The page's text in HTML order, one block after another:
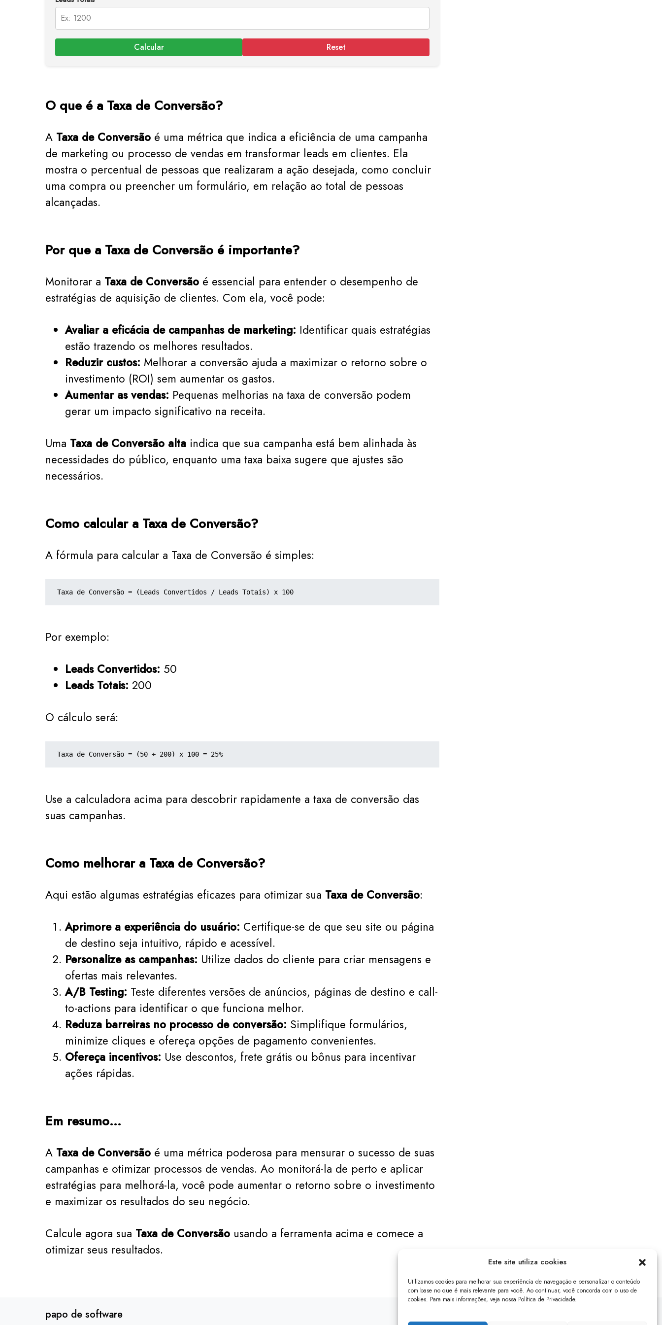
Este site utiliza cookies
Utilizamos cookies para melhorar sua experiência de navegação e personalizar o conteúdo
com base no que é mais relevante para você. Ao continuar, você concorda com o uso de
cookies. Para mais informações, veja nossa Política de Privacidade.
Calcular Reset
O que é a Taxa de Conversão?
A Taxa de Conversão é uma métrica que indica a eficiência de uma campanha
de marketing ou processo de vendas em transformar leads em clientes. Ela
mostra o percentual de pessoas que realizaram a ação desejada, como concluir
uma compra ou preencher um formulário, em relação ao total de pessoas
alcançadas.
Por que a Taxa de Conversão é importante?
Monitorar a Taxa de Conversão é essencial para entender o desempenho de
estratégias de aquisição de clientes. Com ela, você pode:
Avaliar a eficácia de campanhas de marketing: Identificar quais estratégias
estão trazendo os melhores resultados.
Reduzir custos: Melhorar a conversão ajuda a maximizar o retorno sobre o
investimento (ROI) sem aumentar os gastos.
Aumentar as vendas: Pequenas melhorias na taxa de conversão podem
gerar um impacto significativo na receita.
Uma Taxa de Conversão alta indica que sua campanha está bem alinhada às
necessidades do público, enquanto uma taxa baixa sugere que ajustes são
necessários.
Como calcular a Taxa de Conversão?
A fórmula para calcular a Taxa de Conversão é simples:
Taxa de Conversão = (Leads Convertidos / Leads Totais) x 100
Por exemplo:
Leads Convertidos: 50
Leads Totais: 200
O cálculo será:
Taxa de Conversão = (50 ÷ 200) x 100 = 25%
Use a calculadora acima para descobrir rapidamente a taxa de conversão das
suas campanhas.
Como melhorar a Taxa de Conversão?
Aqui estão algumas estratégias eficazes para otimizar sua Taxa de Conversão:
Aprimore a experiência do usuário: Certifique-se de que seu site ou página
de destino seja intuitivo, rápido e acessível.
Personalize as campanhas: Utilize dados do cliente para criar mensagens e
ofertas mais relevantes.
A/B Testing: Teste diferentes versões de anúncios, páginas de destino e call-
to-actions para identificar o que funciona melhor.
Reduza barreiras no processo de conversão: Simplifique formulários,
minimize cliques e ofereça opções de pagamento convenientes.
Ofereça incentivos: Use descontos, frete grátis ou bônus para incentivar
ações rápidas.
Em resumo…
A Taxa de Conversão é uma métrica poderosa para mensurar o sucesso de suas
campanhas e otimizar processos de vendas. Ao monitorá-la de perto e aplicar
estratégias para melhorá-la, você pode aumentar o retorno sobre o investimento
e maximizar os resultados do seu negócio.
Calcule agora sua Taxa de Conversão usando a ferramenta acima e comece a
otimizar seus resultados.
papo de software